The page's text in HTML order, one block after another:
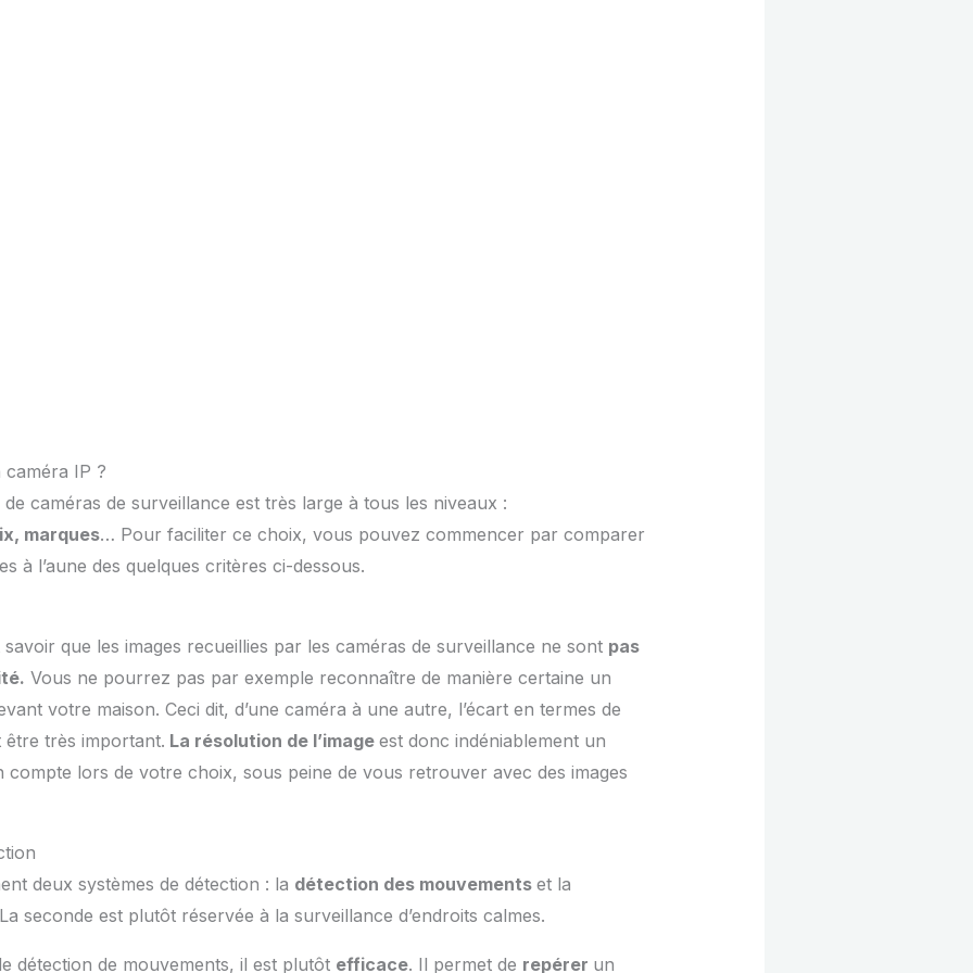
caméra IP ?
caméras de surveillance est très large à tous les niveaux :
marques… Pour faciliter ce choix, vous pouvez commencer par comparer
à l’aune des quelques critères ci-dessous.
que les images recueillies par les caméras de surveillance ne sont pas
Vous ne pourrez pas par exemple reconnaître de manière certaine un
votre maison. Ceci dit, d’une caméra à une autre, l’écart en termes de
être très important. La résolution de l’image est donc indéniablement un
lors de votre choix, sous peine de vous retrouver avec des images
deux systèmes de détection : la détection des mouvements et la
seconde est plutôt réservée à la surveillance d’endroits calmes.
détection de mouvements, il est plutôt efficace. Il permet de repérer un